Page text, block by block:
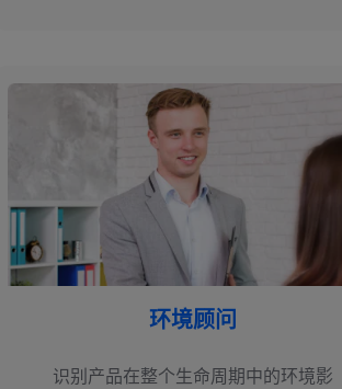
环境顾问
识别产品在整个生命周期中的环境影